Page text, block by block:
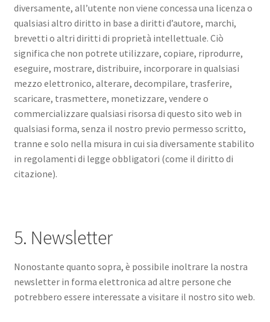
diversamente, all’utente non viene concessa una licenza o
qualsiasi altro diritto in base a diritti d’autore, marchi,
brevetti o altri diritti di proprietà intellettuale. Ciò
significa che non potrete utilizzare, copiare, riprodurre,
eseguire, mostrare, distribuire, incorporare in qualsiasi
mezzo elettronico, alterare, decompilare, trasferire,
scaricare, trasmettere, monetizzare, vendere o
commercializzare qualsiasi risorsa di questo sito web in
qualsiasi forma, senza il nostro previo permesso scritto,
tranne e solo nella misura in cui sia diversamente stabilito
in regolamenti di legge obbligatori (come il diritto di
citazione).
5. Newsletter
Nonostante quanto sopra, è possibile inoltrare la nostra
newsletter in forma elettronica ad altre persone che
potrebbero essere interessate a visitare il nostro sito web.